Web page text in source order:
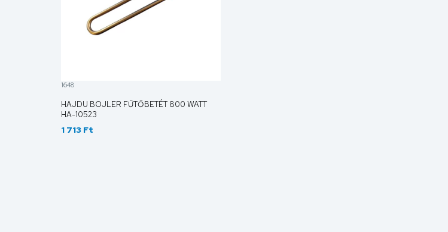
1648
HAJDU BOJLER FŰTŐBETÉT 800 WATT
HA-10523
1 713 Ft